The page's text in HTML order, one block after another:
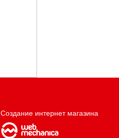
Создание интернет магазина